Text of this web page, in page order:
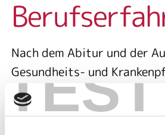
TEST
Nach dem Abitur und der
Gesundheits- und
er erste Erfahrungen auf
psychiatrischen Station des